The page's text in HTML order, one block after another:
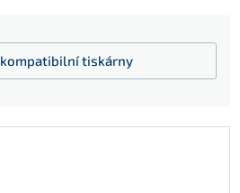
kompatibilní tiskárny